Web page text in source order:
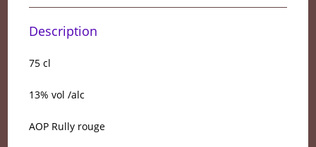
Description
75 cl
13% vol /alc
AOP Rully rouge